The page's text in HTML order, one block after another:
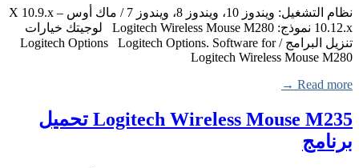
نظام التشغيل: ويندوز 10، ويندوز 8، ويندوز 7 / ماك أوس X 10.9.x –
10.12.x نموذج: Logitech Wireless Mouse M280 لوجيتك خيارات
تنزيل البرامج / Logitech Options Logitech Options. Software for
Logitech Wireless Mouse M280
Read more →
Logitech Wireless Mouse M235 تحميل
برنامج